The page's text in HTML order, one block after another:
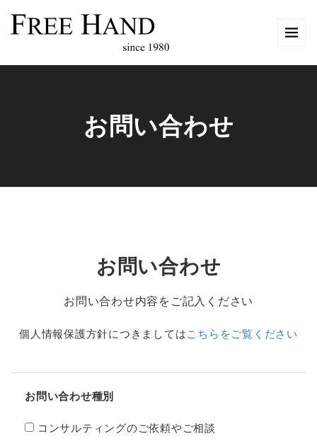
お問い合わせ
お問い合わせ
お問い合わせ内容をご記入ください
個人情報保護方針につきましてはこちらをご覧ください
お問い合わせ種別
コンサルティングのご依頼やご相談